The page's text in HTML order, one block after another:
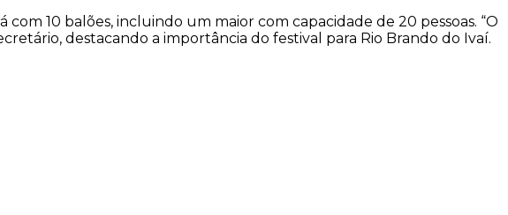
10 balões, incluindo um maior com capacidade de 20 pessoas. “O
destacando a importância do festival para Rio Brando do Ivaí.